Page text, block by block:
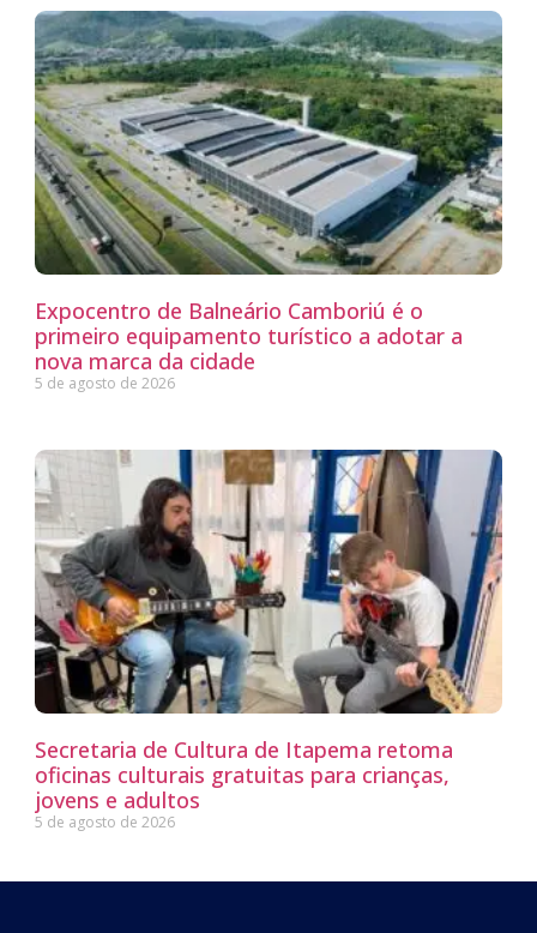
Expocentro de Balneário Camboriú é o
primeiro equipamento turístico a adotar a
nova marca da cidade
5 de agosto de 2026
Secretaria de Cultura de Itapema retoma
oficinas culturais gratuitas para crianças,
jovens e adultos
5 de agosto de 2026